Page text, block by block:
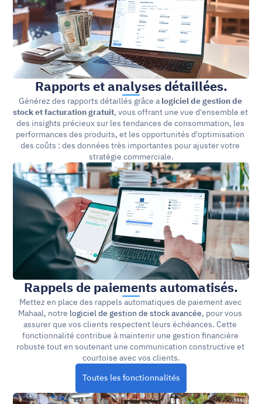
Rapports et analyses détaillées.
Générez des rapports détaillés grâce a logiciel de gestion de
stock et facturation gratuit, vous offrant une vue d'ensemble et
des insights précieux sur les tendances de consommation, les
performances des produits, et les opportunités d'optimisation
des coûts : des données très importantes pour ajuster votre
stratégie commerciale.
Rappels de paiements automatisés.
Mettez en place des rappels automatiques de paiement avec
Mahaal, notre logiciel de gestion de stock avancée, pour vous
assurer que vos clients respectent leurs échéances. Cette
fonctionnalité contribue à maintenir une gestion financière
robuste tout en soutenant une communication constructive et
courtoise avec vos clients.
Toutes les fonctionnalités